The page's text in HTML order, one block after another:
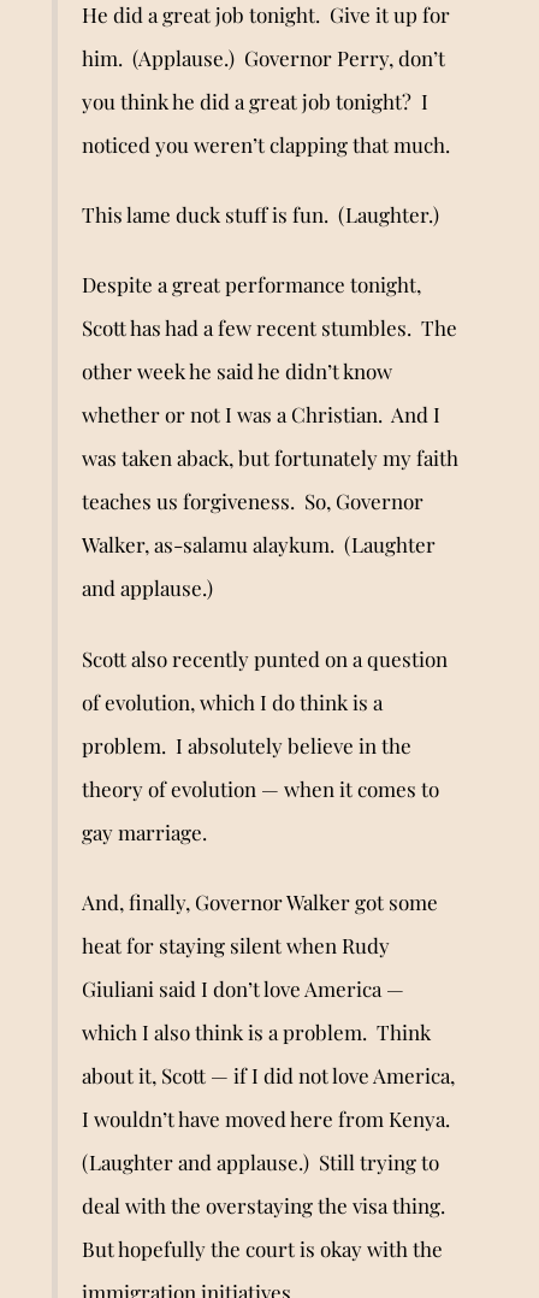
He did a great job tonight. Give it up for
him. (Applause.) Governor Perry, don’t
you think he did a great job tonight? I
noticed you weren’t clapping that much.
This lame duck stuff is fun. (Laughter.)
Despite a great performance tonight,
Scott has had a few recent stumbles. The
other week he said he didn’t know
whether or not I was a Christian. And I
was taken aback, but fortunately my faith
teaches us forgiveness. So, Governor
Walker, as-salamu alaykum. (Laughter
and applause.)
Scott also recently punted on a question
of evolution, which I do think is a
problem. I absolutely believe in the
theory of evolution — when it comes to
gay marriage.
And, finally, Governor Walker got some
heat for staying silent when Rudy
Giuliani said I don’t love America —
which I also think is a problem. Think
about it, Scott — if I did not love America,
I wouldn’t have moved here from Kenya.
(Laughter and applause.) Still trying to
deal with the overstaying the visa thing.
But hopefully the court is okay with the
immigration initiatives.